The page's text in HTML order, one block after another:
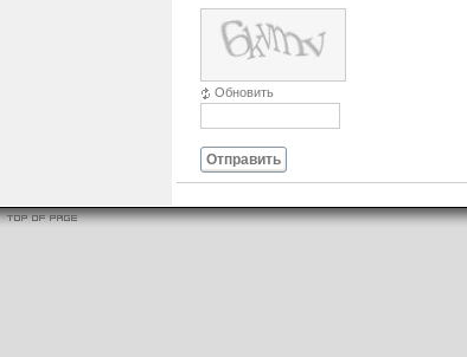
Обновить
Отправить